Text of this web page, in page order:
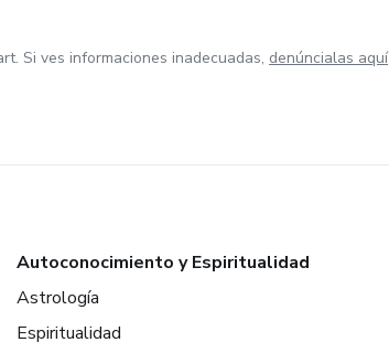
Si ves informaciones inadecuadas, denúncialas aquí
Autoconocimiento y Espiritualidad
Astrología
Espiritualidad